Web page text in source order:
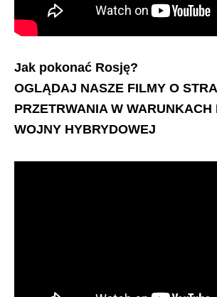
Jak pokonać Rosję?
OGLĄDAJ NASZE FILMY O
PRZETRWANIA W WARUNKACH
WOJNY HYBRYDOWEJ